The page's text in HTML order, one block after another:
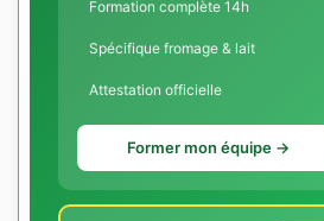
Formation complète 14h
Spécifique fromage & lait
Attestation officielle
Former mon équipe →